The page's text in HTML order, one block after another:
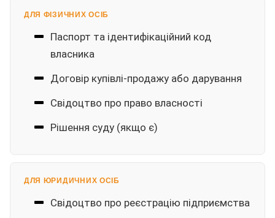
ДЛЯ ФІЗИЧНИХ ОСІБ
Паспорт та ідентифікаційний код
власника
Договір купівлі-продажу або дарування
Свідоцтво про право власності
Рішення суду (якщо є)
ДЛЯ ЮРИДИЧНИХ ОСІБ
Свідоцтво про реєстрацію підприємства